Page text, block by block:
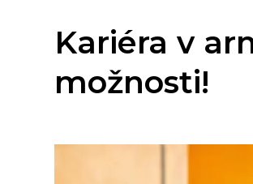
Kariéra v
možnosti!